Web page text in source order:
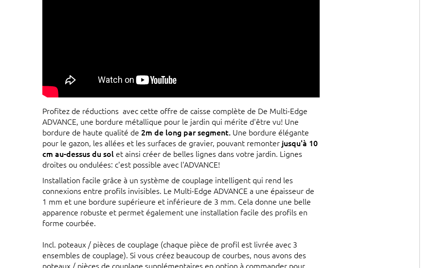
Profitez de réductions avec cette offre de caisse complète de De Multi-Edge
ADVANCE, une bordure métallique pour le jardin qui mérite d'être vu! Une
bordure de haute qualité de 2m de long par segment. Une bordure élégante
pour le gazon, les allées et les surfaces de gravier, pouvant remonter jusqu'à 10
cm au-dessus du sol et ainsi créer de belles lignes dans votre jardin. Lignes
droites ou ondulées: c'est possible avec l'ADVANCE!
Installation facile grâce à un système de couplage intelligent qui rend les
connexions entre profils invisibles. Le Multi-Edge ADVANCE a une épaisseur de
1 mm et une bordure supérieure et inférieure de 3 mm. Cela donne une belle
apparence robuste et permet également une installation facile des profils en
forme courbée.
Incl. poteaux / pièces de couplage (chaque pièce de profil est livrée avec 3
ensembles de couplage). Si vous créez beaucoup de courbes, nous avons des
poteaux / pièces de couplage supplémentaires en option à commander pour